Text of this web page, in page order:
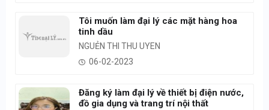
Tôi muốn làm đại lý các mặt hàng hoa
tinh dầu
NGUẺN THI THU UYEN
06-02-2023
Đăng ký làm đại lý về thiết bị điện nước,
đồ gia dụng và trang trí nội thất